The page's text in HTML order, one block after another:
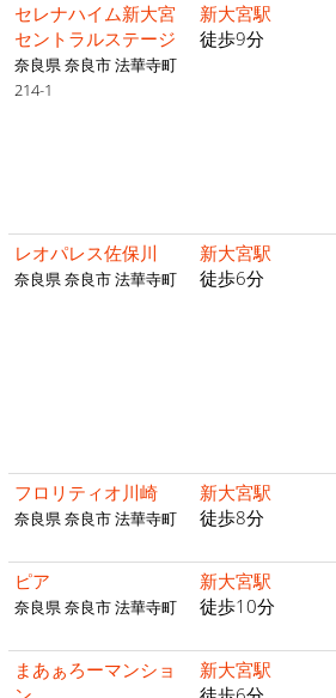
セレナハイム新大宮
セントラルステージ
奈良県 奈良市 法華寺町
214-1
新大宮駅
徒歩9分
レオパレス佐保川
奈良県 奈良市 法華寺町
新大宮駅
徒歩6分
フロリティオ川崎
奈良県 奈良市 法華寺町
新大宮駅
徒歩8分
ピア
奈良県 奈良市 法華寺町
新大宮駅
徒歩10分
まあぁろーマンショ
新大宮駅